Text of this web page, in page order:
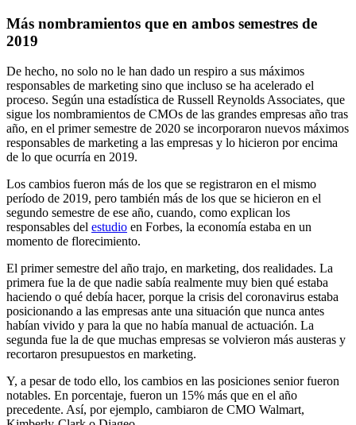
Más nombramientos que en ambos semestres de
2019
De hecho, no solo no le han dado un respiro a sus máximos
responsables de marketing sino que incluso se ha acelerado el
proceso. Según una estadística de Russell Reynolds Associates, que
sigue los nombramientos de CMOs de las grandes empresas año tras
año, en el primer semestre de 2020 se incorporaron nuevos máximos
responsables de marketing a las empresas y lo hicieron por encima
de lo que ocurría en 2019.
Los cambios fueron más de los que se registraron en el mismo
período de 2019, pero también más de los que se hicieron en el
segundo semestre de ese año, cuando, como explican los
responsables del estudio en Forbes, la economía estaba en un
momento de florecimiento.
El primer semestre del año trajo, en marketing, dos realidades. La
primera fue la de que nadie sabía realmente muy bien qué estaba
haciendo o qué debía hacer, porque la crisis del coronavirus estaba
posicionando a las empresas ante una situación que nunca antes
habían vivido y para la que no había manual de actuación. La
segunda fue la de que muchas empresas se volvieron más austeras y
recortaron presupuestos en marketing.
Y, a pesar de todo ello, los cambios en las posiciones senior fueron
notables. En porcentaje, fueron un 15% más que en el año
precedente. Así, por ejemplo, cambiaron de CMO Walmart,